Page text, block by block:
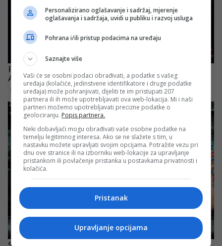
Personalizirano oglašavanje i sadržaj, mjerenje
oglašavanja i sadržaja, uvidi u publiku i razvoj usluga
Pohrana i/ili pristup podacima na uređaju
Saznajte više
Vaši će se osobni podaci obrađivati, a podatke s vašeg
uređaja (kolačiće, jedinstvene identifikatore i druge podatke
uređaja) može pohranjivati, dijeliti te im pristupati 207
partnera ili ih može upotrebljavati ova web-lokacija. Mi i naši
partneri možemo upotrebljavati precizne podatke o
geolociranju. Popis partnera.
Neki dobavljači mogu obrađivati vaše osobne podatke na
temelju legitimnog interesa. Ako se ne slažete s tim, u
nastavku možete upravljati svojim opcijama. Potražite vezu pri
dnu ove stranice ili na izborniku web-lokacije za upravljanje
pristankom ili povlačenje pristanka u postavkama privatnosti i
kolačića.
Pristanak
Upravljanje opcijama